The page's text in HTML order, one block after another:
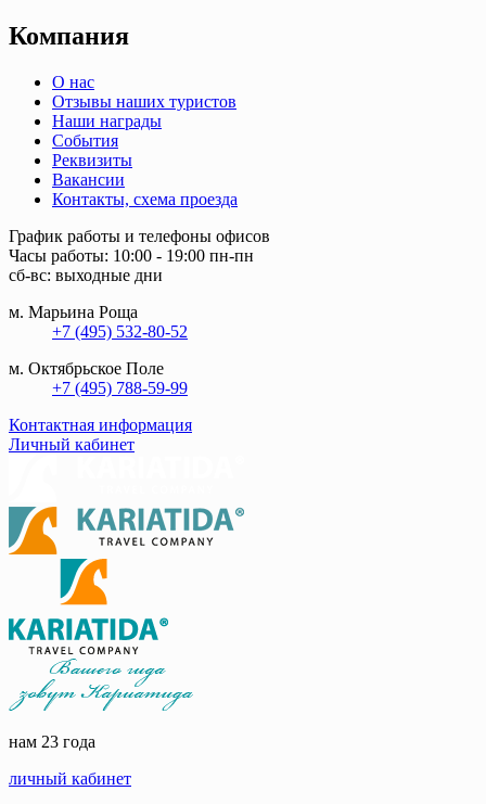
Компания
О нас
Отзывы наших туристов
Наши награды
События
Реквизиты
Вакансии
Контакты, схема проезда
График работы и телефоны офисов
Часы работы: 10:00 - 19:00 пн-пн
сб-вс: выходные дни
м. Марьина Роща
+7 (495) 532-80-52
м. Октябрьское Поле
+7 (495) 788-59-99
Контактная информация
Личный кабинет
нам 23 года
личный кабинет